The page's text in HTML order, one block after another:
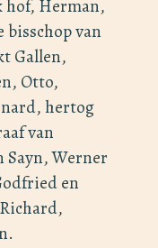
hof, Herman,
bisschop van
Gallen,
Otto,
hertog
van
Werner
en